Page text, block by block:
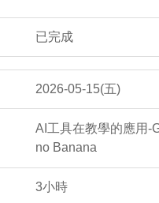
已完成
2026-05-15(五)
AI工具在教學的應用-
no Banana
3小時